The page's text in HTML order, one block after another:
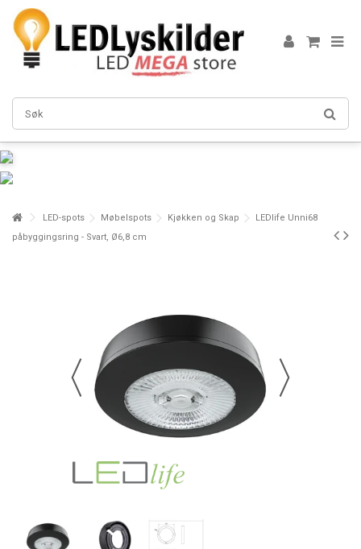
LED-spots Møbelspots Kjøkken og Skap
LEDlife Unni68
påbyggingsring - Svart, Ø6,8 cm